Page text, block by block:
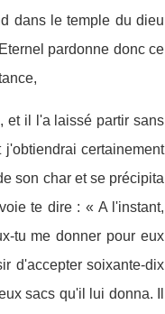
dans le temple du dieu
pardonne donc ce
et il l'a laissé partir sans
certainement
son char et se précipita
te dire : « A l'instant,
tu me donner pour eux
d'accepter soixante-dix
sacs qu'il lui donna. Il